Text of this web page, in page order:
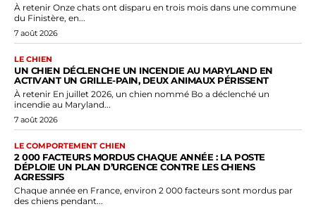
À retenir Onze chats ont disparu en trois mois dans une commune
du Finistère, en...
7 août 2026
LE CHIEN
UN CHIEN DÉCLENCHE UN INCENDIE AU MARYLAND EN
ACTIVANT UN GRILLE-PAIN, DEUX ANIMAUX PÉRISSENT
À retenir En juillet 2026, un chien nommé Bo a déclenché un
incendie au Maryland...
7 août 2026
LE COMPORTEMENT CHIEN
2 000 FACTEURS MORDUS CHAQUE ANNÉE : LA POSTE
DÉPLOIE UN PLAN D’URGENCE CONTRE LES CHIENS
AGRESSIFS
Chaque année en France, environ 2 000 facteurs sont mordus par
des chiens pendant...